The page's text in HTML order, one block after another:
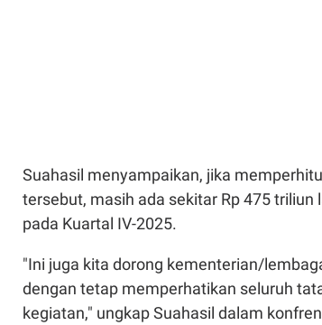
Suahasil menyampaikan, jika
tersebut, masih ada sekitar Rp 475triliun
pada Kuartal IV-2025.
"Ini juga kita dorong kementerian/
dengan tetap memperhatikan seluruh
kegiatan," ungkapSuahasil dalam